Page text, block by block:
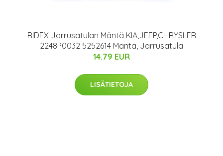
RIDEX Jarrusatulan Mäntä KIA,JEEP,CHRYSLER
2248P0032 5252614 Mäntä, Jarrusatula
14.79 EUR
LISÄTIETOJA